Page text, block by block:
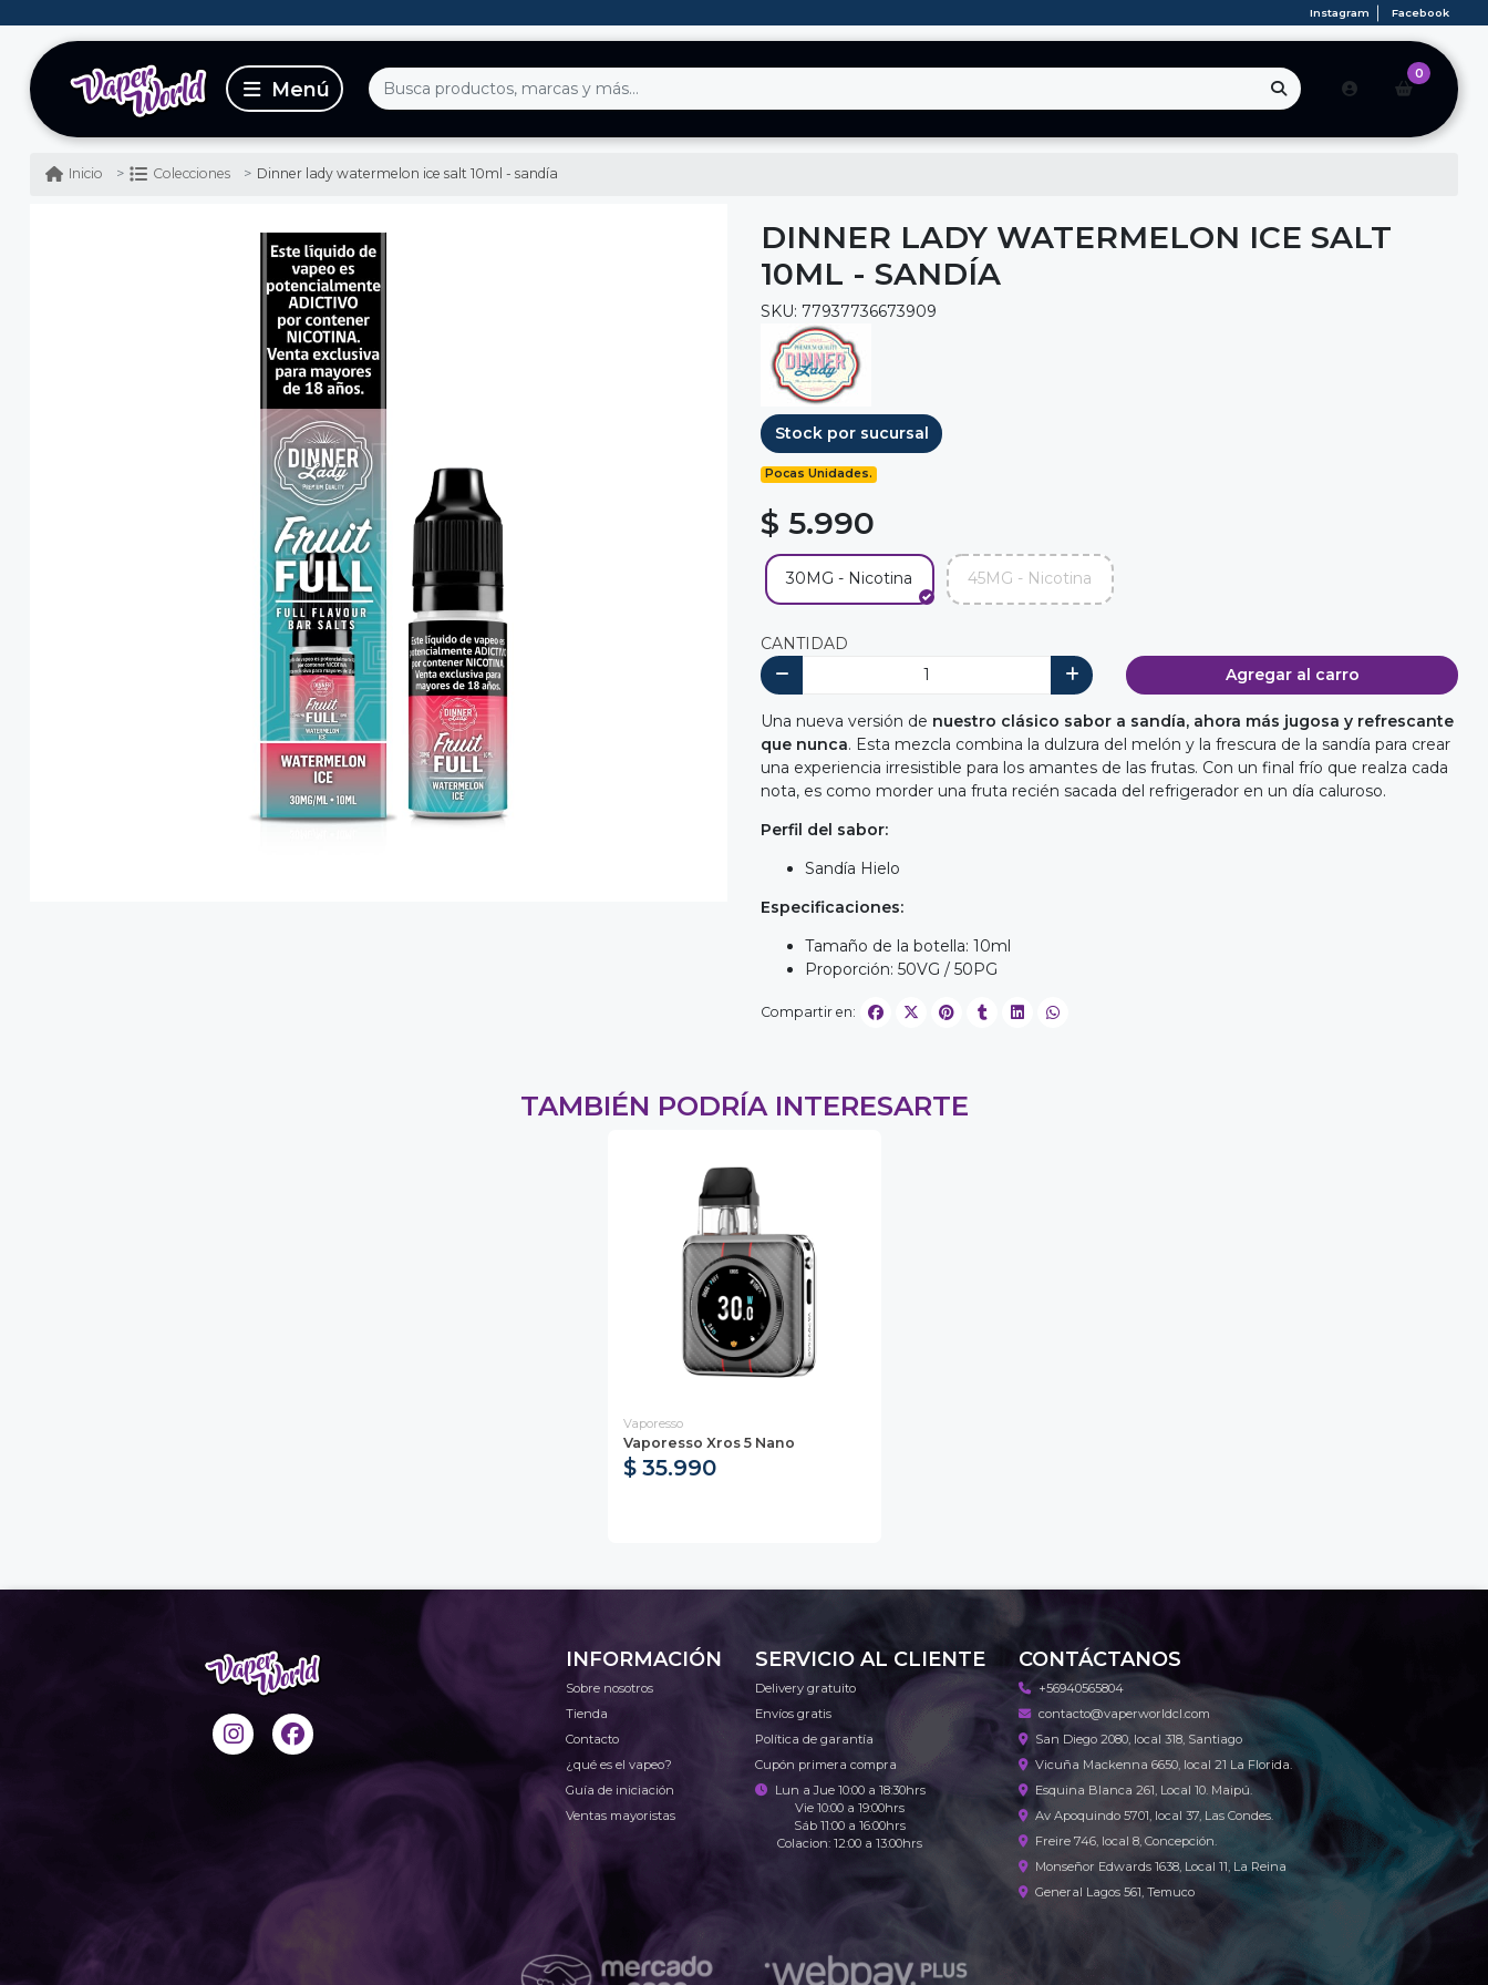
Instagram Facebook
0
Inicio Colecciones Dinner lady watermelon ice salt 10ml - sandía
DINNER LADY WATERMELON ICE SALT
10ML - SANDÍA
SKU: 77937736673909
Stock por sucursal
Pocas Unidades.
$ 5.990
30MG - Nicotina 45MG - Nicotina
CANTIDAD
Agregar al carro
Una nueva versión de nuestro clásico sabor a sandía, ahora más jugosa y refrescante
que nunca. Esta mezcla combina la dulzura del melón y la frescura de la sandía para crear
una experiencia irresistible para los amantes de las frutas. Con un final frío que realza cada
nota, es como morder una fruta recién sacada del refrigerador en un día caluroso.
Perfil del sabor:
Sandía Hielo
Especificaciones:
Tamaño de la botella: 10ml
Proporción: 50VG / 50PG
Compartir en:
TAMBIÉN PODRÍA INTERESARTE
Vaporesso
Vaporesso Xros 5 Nano
$ 35.990
INFORMACIÓN
Sobre nosotros
Tienda
Contacto
¿qué es el vapeo?
Guía de iniciación
Ventas mayoristas
SERVICIO AL CLIENTE
Delivery gratuito
Envíos gratis
Política de garantía
Cupón primera compra
Lun a Jue 10:00 a 18:30hrs
Vie 10:00 a 19:00hrs
Sáb 11:00 a 16:00hrs
Colacion: 12:00 a 13:00hrs
CONTÁCTANOS
+56940565804
contacto@vaperworldcl.com
San Diego 2080, local 318, Santiago
Vicuña Mackenna 6650, local 21 La Florida.
Esquina Blanca 261, Local 10. Maipú.
Av Apoquindo 5701, local 37, Las Condes.
Freire 746, local 8, Concepción.
Monseñor Edwards 1638, Local 11, La Reina
General Lagos 561, Temuco